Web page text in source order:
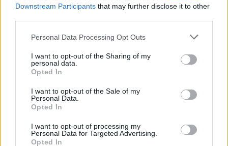
Downstream Participants that may further disclose it to other
Please note that this website/app uses one or more Google
not limited to your visit or usage behaviour. You may click to
grant or deny consent to Google and its third-party tags to
use your data for below specified purposes in below Google
consent section.
Personal Data Processing Opt Outs
I want to opt-out of the Sharing of my
personal data.
Opted In
I want to opt-out of the Sale of my
Personal Data.
Opted In
I want to opt-out of processing my
Personal Data for Targeted Advertising.
Opted In
JNSZ megyei hírek balesetmegelőzés,keve tankerület
Nyomásgyakorlás, távozások, besúgórendszer –
a politika dönt egy iskolaigazgatói pályázatról
Jászberényben?
2024.04.04.
Súlyos vádak,
elkeseredett